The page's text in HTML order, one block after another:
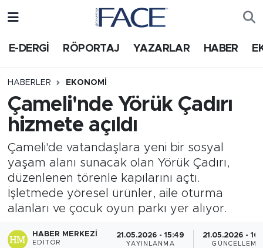
E-DERGİ RÖPORTAJ YAZARLAR HABER
HABERLER EKONOMI
Çameli'nde Yörük Çadırı
hizmete açıldı
Çameli'de vatandaşlara yeni bir sosyal
yaşam alanı sunacak olan Yörük Çadırı,
düzenlenen törenle kapılarını açtı.
İşletmede yöresel ürünler, aile oturma
alanları ve çocuk oyun parkı yer alıyor.
HABER MERKEZI
EDITÖR
21.05.2026 - 15:49
YAYINLANMA
21.05.2026 -
GÜNCELLEME
HABER
Nöbetçi Eczaneler
Trafik Durumu
Süper Lig Puan Durumu ve Fikstür
Tüm Manşetler
Son Dakika Haberleri